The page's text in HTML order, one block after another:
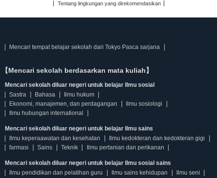
Tentang lingkungan yang direkomendasikan
Mencari tempat belajar sekolah dari Tokyo Pasca sarjana
【Mencari sekolah berdasarkan mata kuliah】
Mencari sekolah diluar negeri untuk belajar Ilmu sosial
Sastra
Bahasa
Ilmu hukum
Ekonomi, manajemen, dan perdagangan
Ilmu sosiologi
Ilmu hubungan international
Mencari sekolah diluar negeri untuk belajar Ilmu sains
Ilmu keperaawatan dan kesehatan
Ilmu kedokteran dan kedokteran gigi
farmasi
Sains Teknik Ilmu pertanian dan perikanan
Mencari sekolah diluar negeri untuk belajar Ilmu sosial sains
Ilmu pendidikan dan pelatihan guru
Ilmu sains kehidupan
Ilmu seni